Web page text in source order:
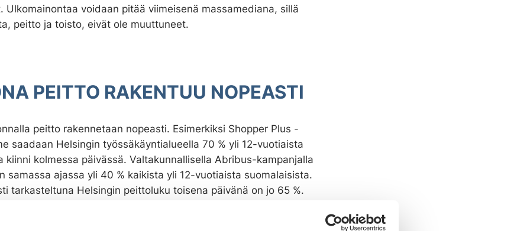
Ulkomainontaa voidaan pitää viimeisenä massamediana, sillä
peitto ja toisto, eivät ole muuttuneet.
PEITTO RAKENTUU NOPEASTI
peitto rakennetaan nopeasti. Esimerkiksi Shopper Plus -
saadaan Helsingin työssäkäyntialueella 70 % yli 12-vuotiaista
kiinni kolmessa päivässä. Valtakunnallisella Abribus-kampanjalla
samassa ajassa yli 40 % kaikista yli 12-vuotiaista suomalaisista.
tarkasteltuna Helsingin peittoluku toisena päivänä on jo 65 %.